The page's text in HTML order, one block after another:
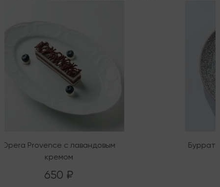
Opera Provence с лавандовым
кремом
650 ₽